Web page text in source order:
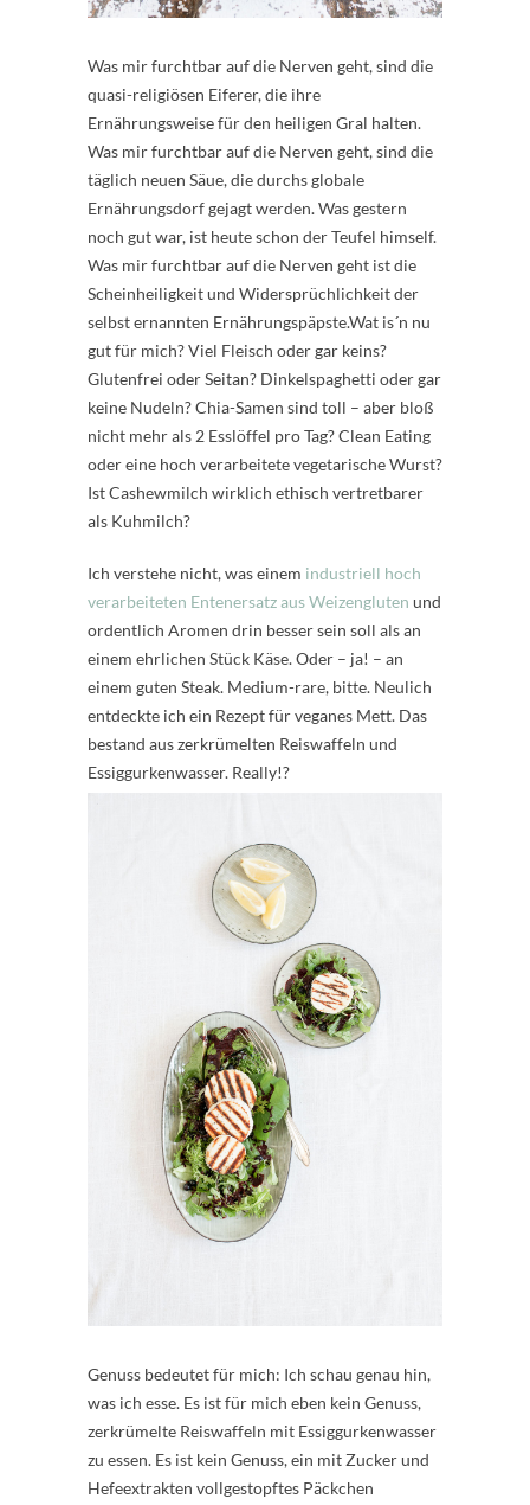
Was mir furchtbar auf die Nerven geht, sind die
quasi-religiösen Eiferer, die ihre
Ernährungsweise für den heiligen Gral halten.
Was mir furchtbar auf die Nerven geht, sind die
täglich neuen Säue, die durchs globale
Ernährungsdorf gejagt werden. Was gestern
noch gut war, ist heute schon der Teufel himself.
Was mir furchtbar auf die Nerven geht ist die
Scheinheiligkeit und Widersprüchlichkeit der
selbst ernannten Ernährungspäpste.Wat is´n nu
gut für mich? Viel Fleisch oder gar keins?
Glutenfrei oder Seitan? Dinkelspaghetti oder gar
keine Nudeln? Chia-Samen sind toll – aber bloß
nicht mehr als 2 Esslöffel pro Tag? Clean Eating
oder eine hoch verarbeitete vegetarische Wurst?
Ist Cashewmilch wirklich ethisch vertretbarer
als Kuhmilch?
Ich verstehe nicht, was einem industriell hoch
verarbeiteten Entenersatz aus Weizengluten und
ordentlich Aromen drin besser sein soll als an
einem ehrlichen Stück Käse. Oder – ja! – an
einem guten Steak. Medium-rare, bitte. Neulich
entdeckte ich ein Rezept für veganes Mett. Das
bestand aus zerkrümelten Reiswaffeln und
Essiggurkenwasser. Really!?
Genuss bedeutet für mich: Ich schau genau hin,
was ich esse. Es ist für mich eben kein Genuss,
zerkrümelte Reiswaffeln mit Essiggurkenwasser
zu essen. Es ist kein Genuss, ein mit Zucker und
Hefeextrakten vollgestopftes Päckchen